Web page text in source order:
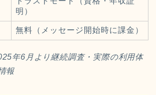
明）
無料（メッセージ開始時に課金）
年6月より継続調査・実際の利用体
報